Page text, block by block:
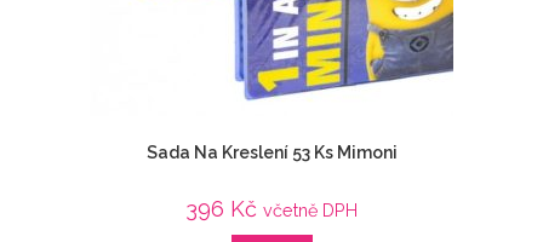
Sada Na Kreslení 53 Ks Mimoni
396 Kč včetně DPH